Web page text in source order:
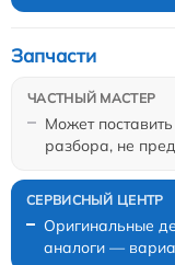
Может
разбора, не
Запчасти
Оригинальные
аналоги —